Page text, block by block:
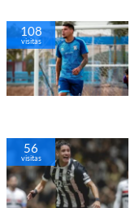
108
visitas
56
visitas